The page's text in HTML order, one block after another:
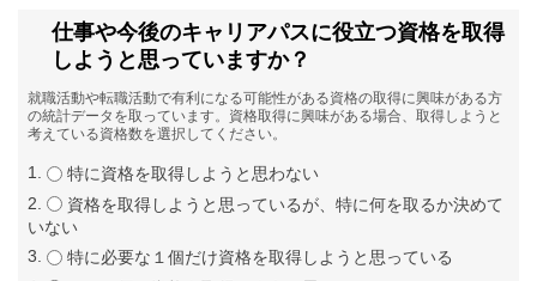
仕事や今後のキャリアパスに役立つ資格を取得
しようと思っていますか？
就職活動や転職活動で有利になる可能性がある資格の取得に興味がある方
の統計データを取っています。資格取得に興味がある場合、取得しようと
考えている資格数を選択してください。
特に資格を取得しようと思わない
資格を取得しようと思っているが、特に何を取るか決めて
いない
特に必要な１個だけ資格を取得しようと思っている